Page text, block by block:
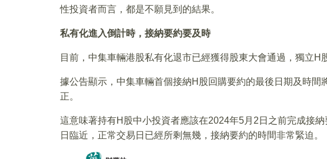
性投資者而言，都是不願見到的結果。
私有化進入倒計時，接納要約要及時
目前，中集車輛港股私有化退市已經獲得股東大會通過，獨立H
據公告顯示，中集車輛首個接納H股回購要約的最後日期及時間
正。
這意味著持有H股中小投資者應該在2024年5月2日之前完成接
日臨近，正常交易日已經所剩無幾，接納要約的時間非常緊迫。